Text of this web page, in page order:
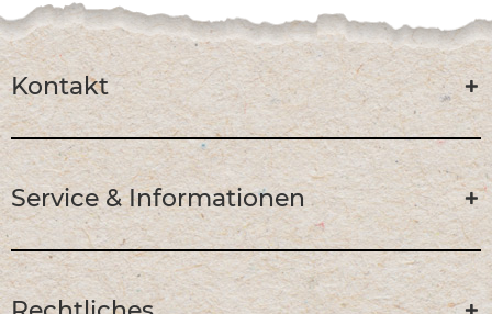
Kontakt
Service & Informationen